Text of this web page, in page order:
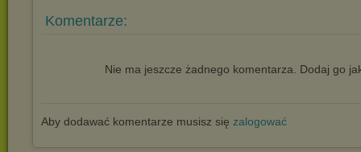
Komentarze:
Nie ma jeszcze żadnego komentarza. Dodaj go
Aby dodawać komentarze musisz się zalogować